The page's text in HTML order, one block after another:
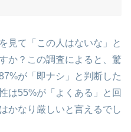
見て「この人はないな」と
か？この調査によると、驚
が「即ナシ」と判断した
は55%が「よくある」と回
かなり厳しいと言えるでし